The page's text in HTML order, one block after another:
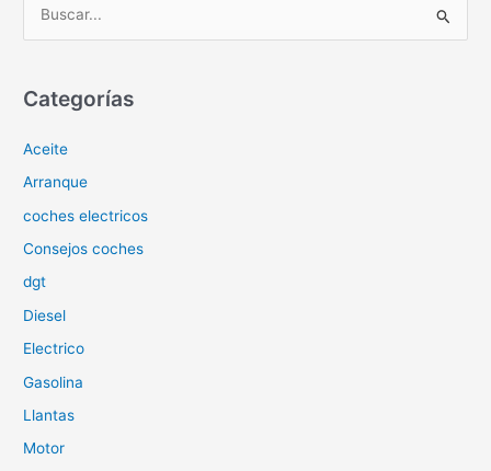
c
r
p
o
Categorías
Aceite
Arranque
coches electricos
Consejos coches
dgt
Diesel
Electrico
Gasolina
Llantas
Motor